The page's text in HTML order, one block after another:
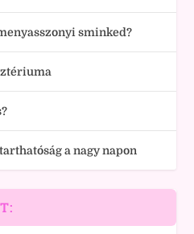
sminked?
a nagy napon